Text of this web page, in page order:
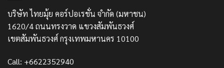
บริษัท ไทยมุ้ย คอร์ปอเรชั่น จำกัด (มหาชน)
1620/4 ถนนทรงวาด แขวงสัมพันธวงศ์
เขตสัมพันธวงศ์ กรุงเทพมหานคร 10100
Call: +6622352940